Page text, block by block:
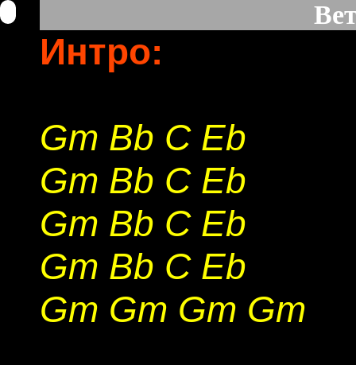
Интро:
Gm Bb C Eb
Gm Bb C Eb
Gm Bb C Eb
Gm Bb C Eb
Gm Gm Gm Gm